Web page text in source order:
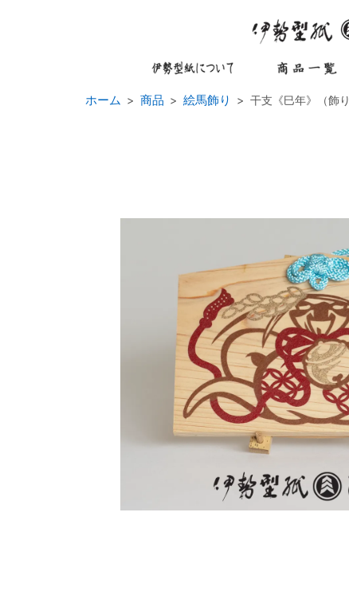
ホーム 商品 絵馬飾り 干支《巳年》（飾